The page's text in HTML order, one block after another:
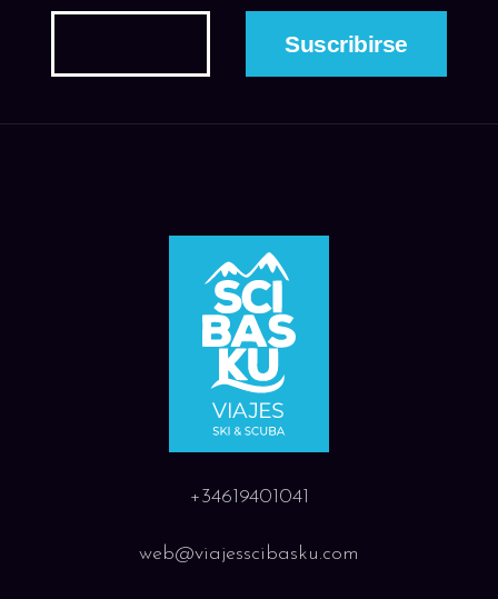
+34619401041
web@viajesscibasku.com